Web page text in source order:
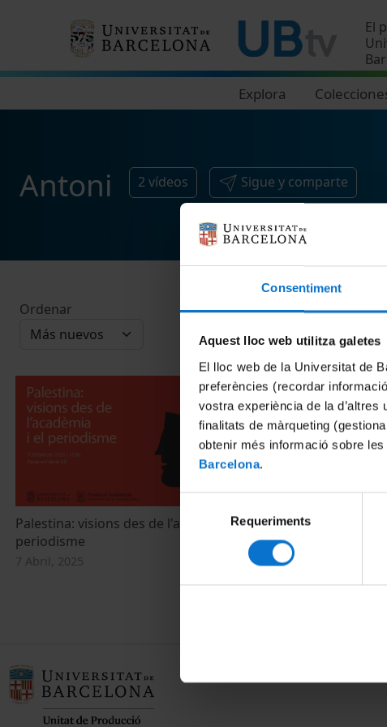
Consentiment
Aquest lloc web utilitza galetes
El lloc web de la Universitat de
preferències (recordar
vostra experiència de la
finalitats de màrqueting
obtenir més informació sobre
Barcelona.
consentiment
Requeriments
El
Explora
Antoni 2 vídeos Sigue y comparte
Ordenar
Palestina: visions des de l'acadèmia i el
periodisme
7 Abril, 2025
Food Through
Cookbooks and
Riera